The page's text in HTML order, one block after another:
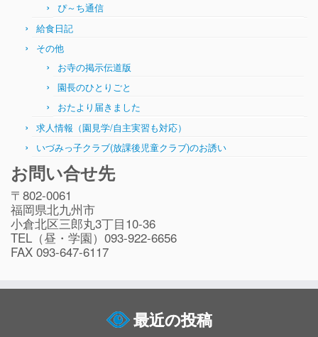
ぴ～ち通信
給食日記
その他
お寺の掲示伝道版
園長のひとりごと
おたより届きました
求人情報（園見学/自主実習も対応）
いづみっ子クラブ(放課後児童クラブ)のお誘い
お問い合せ先
〒802-0061
福岡県北九州市
小倉北区三郎丸3丁目10-36
TEL（昼・学園）093-922-6656
FAX 093-647-6117
最近の投稿